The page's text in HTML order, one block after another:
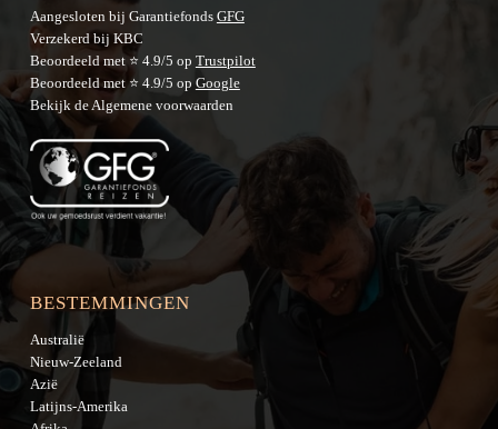
Aangesloten bij Garantiefonds GFG
Verzekerd bij KBC
Beoordeeld met ⭐ 4.9/5 op Trustpilot
Beoordeeld met ⭐ 4.9/5 op Google
Bekijk deAlgemene voorwaarden
BESTEMMINGEN
Australië
Nieuw-Zeeland
Azië
Latijns-Amerika